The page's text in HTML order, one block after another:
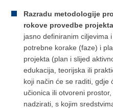
Razradu metodologije
rokove provedbe projekta
jasno definiranim ciljevima
potrebne korake (faze) i
projekta (plan i slijed
edukacija, teorijska ili
koji način će se raditi, gdje
učionica ili otvoreni
nadzirati, s kojim